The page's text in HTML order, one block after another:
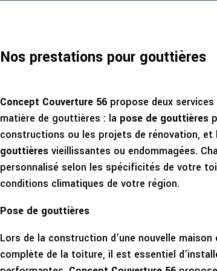
Nos prestations pour gouttières
Concept Couverture 56propose deux services
matière de gouttières : la pose de gouttières
constructions ou les projets de rénovation, et
gouttièresvieillissantes ou endommagées.
personnalisé selon les spécificités de votre
conditions climatiques de votre région.
Pose de gouttières
Lors de la construction d’une nouvelle maison
complète de la toiture, il est essentiel